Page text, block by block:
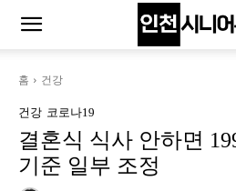
홈 건강
건강 코로나19
결혼식 식사 안하면
기준 일부 조정